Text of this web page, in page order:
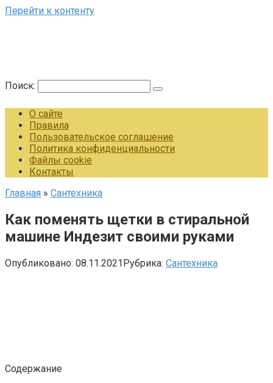
Перейти к контенту
Поиск:
О сайте
Правила
Пользовательское соглашение
Политика конфиденциальности
Файлы cookie
Контакты
Главная » Сантехника
Как поменять щетки в стиральной
машине Индезит своими руками
Опубликовано: 08.11.2021Рубрика: Сантехника
Содержание